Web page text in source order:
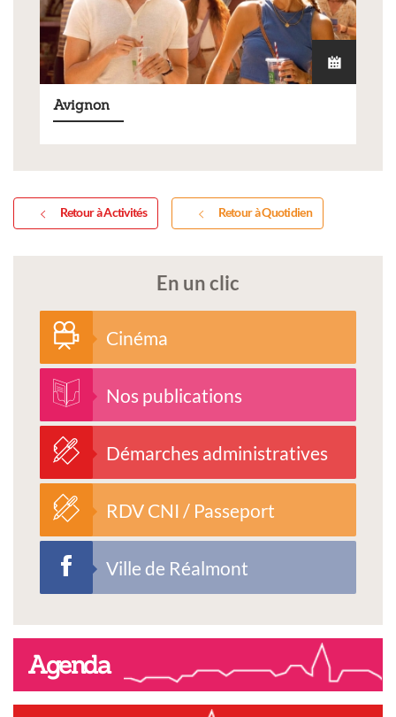
Avignon
Retour à Activités Retour à Quotidien
En un clic
Cinéma
Nos publications
Démarches administratives
RDV CNI / Passeport
Ville de Réalmont
Agenda